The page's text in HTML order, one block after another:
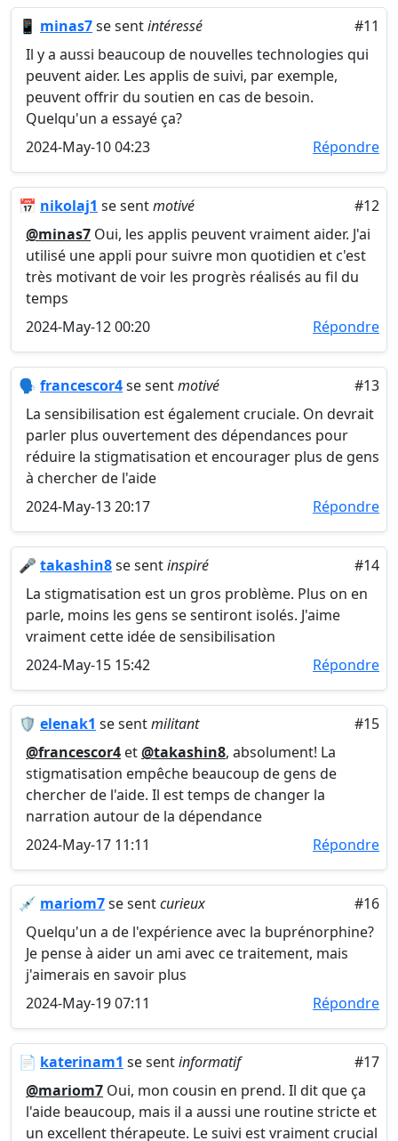
📱 minas7se sentintéressé
#11
Il y a aussi beaucoup de nouvelles technologies qui
peuvent aider. Les applis de suivi, par exemple,
peuvent offrir du soutien en cas de besoin.
Quelqu'un a essayé ça?
2024-May-10 04:23
Répondre
📅 nikolaj1 se sentmotivé
#12
@minas7 Oui, les applis peuvent vraiment aider. J'ai
utilisé une appli pour suivre mon quotidien et c'est
très motivant de voir les progrès réalisés au fil du
temps
2024-May-12 00:20
Répondre
🗣️ francescor4se sentmotivé
#13
La sensibilisation est également cruciale. On devrait
parler plus ouvertement des dépendances pour
réduire la stigmatisation et encourager plus de gens
à chercher de l'aide
2024-May-13 20:17
Répondre
🎤 takashin8se sentinspiré
#14
La stigmatisation est un gros problème. Plus on en
parle, moins les gens se sentiront isolés. J'aime
vraiment cette idée de sensibilisation
2024-May-15 15:42
Répondre
🛡️ elenak1 se sentmilitant
#15
@francescor4 et@takashin8, absolument! La
stigmatisation empêche beaucoup de gens de
chercher de l'aide. Il est temps de changer la
narration autour de la dépendance
2024-May-17 11:11
Répondre
💉 mariom7se sentcurieux
#16
Quelqu'un a de l'expérience avec la buprénorphine?
Je pense à aider un ami avec ce traitement, mais
j'aimerais en savoir plus
2024-May-19 07:11
Répondre
📄 katerinam1 se sentinformatif
#17
@mariom7 Oui, mon cousin en prend. Il dit que ça
l'aide beaucoup, mais il a aussi une routine stricte et
un excellent thérapeute. Le suivi est vraiment crucial